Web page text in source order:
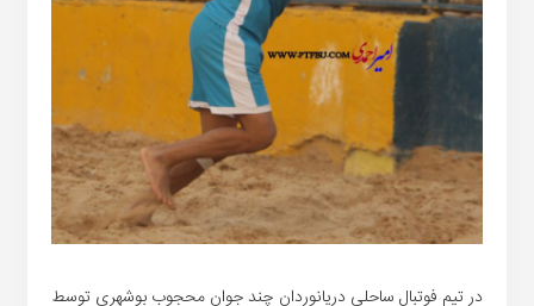
در تیم فوتبال ساحلی دریانوردان چند جوان محجوب بوشهری توسط